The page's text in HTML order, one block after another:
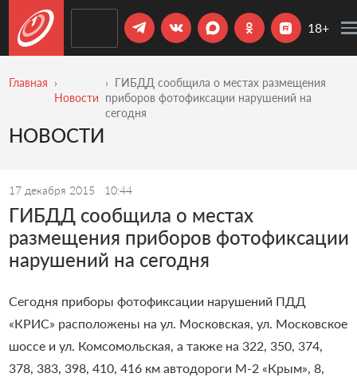
18+
Главная
Новости
ГИБДД сообщила о местах размещения
приборов фотофиксации нарушений на
сегодня
НОВОСТИ
17 декабря 2015 10:44
ГИБДД сообщила о местах
размещения приборов фотофиксации
нарушений на сегодня
Сегодня приборы фотофиксации нарушений ПДД
«КРИС» расположены на ул. Московская, ул. Московское
шоссе и ул. Комсомольская, а также на 322, 350, 374,
378, 383, 398, 410, 416 км автодороги М-2 «Крым», 8,